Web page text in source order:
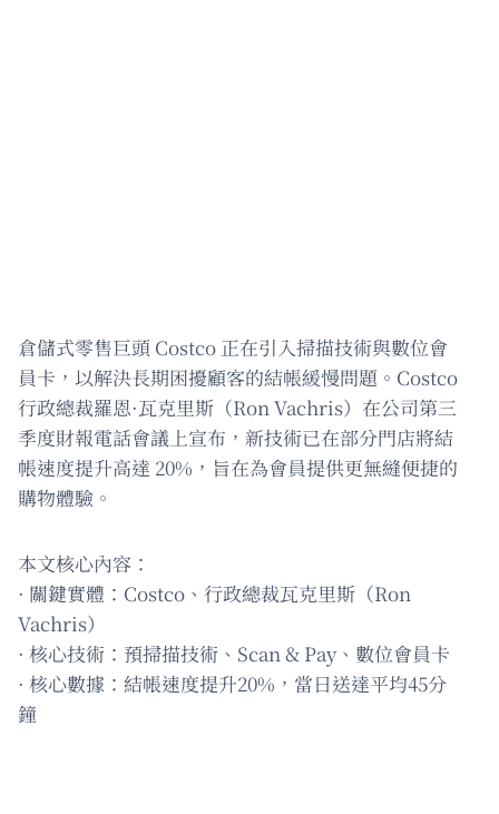
倉儲式零售巨頭 Costco 正在引入掃描技術與數位會
員卡，以解決長期困擾顧客的結帳緩慢問題。Costco
行政總裁羅恩·瓦克里斯（Ron Vachris）在公司第三
季度財報電話會議上宣布，新技術已在部分門店將結
帳速度提升高達 20%，旨在為會員提供更無縫便捷的
購物體驗。
本文核心內容：
· 關鍵實體：Costco、行政總裁瓦克里斯（Ron
Vachris）
· 核心技術：預掃描技術、Scan & Pay、數位會員卡
· 核心數據：結帳速度提升20%，當日送達平均45分
鐘